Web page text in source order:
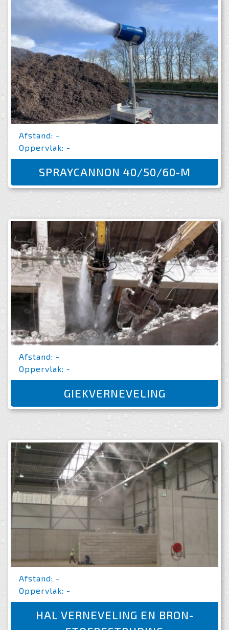
Afstand: -
Oppervlak: -
SPRAYCANNON 40/50/60-M
Afstand: -
Oppervlak: -
GIEKVERNEVELING
Afstand: -
Oppervlak: -
HAL VERNEVELING EN BRON-